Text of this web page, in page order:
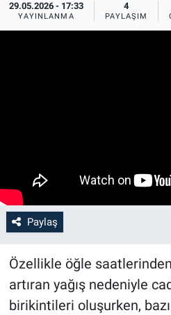
29.05.2026 - 17:33
YAYINLANMA
4
PAYLAŞIM
Paylaş
Özellikle öğle
artıran yağış nedeniyle
birikintileri oluşurken,